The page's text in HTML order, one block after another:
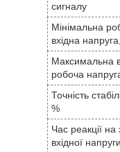
сигналу
Мінімальна
вхідна
Максимальна
робоча
Точність
%
Час реакції на
вхідної